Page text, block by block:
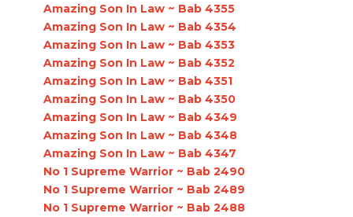
Amazing Son In Law ~ Bab 4355
Amazing Son In Law ~ Bab 4354
Amazing Son In Law ~ Bab 4353
Amazing Son In Law ~ Bab 4352
Amazing Son In Law ~ Bab 4351
Amazing Son In Law ~ Bab 4350
Amazing Son In Law ~ Bab 4349
Amazing Son In Law ~ Bab 4348
Amazing Son In Law ~ Bab 4347
No 1 Supreme Warrior ~ Bab 2490
No 1 Supreme Warrior ~ Bab 2489
No 1 Supreme Warrior ~ Bab 2488